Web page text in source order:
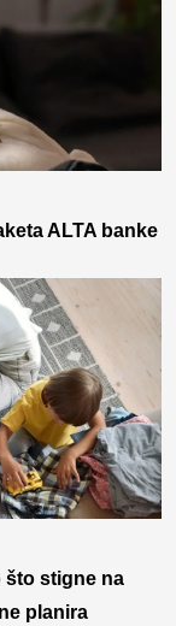
ALTA banke
što stigne na
planira